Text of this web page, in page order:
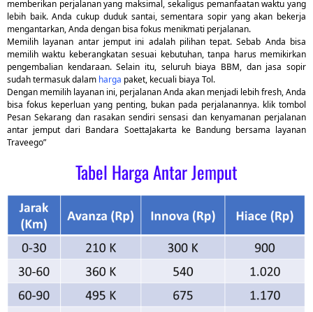
memberikan perjalanan yang maksimal, sekaligus pemanfaatan waktu yang
lebih baik. Anda cukup duduk santai, sementara sopir yang akan bekerja
mengantarkan, Anda dengan bisa fokus menikmati perjalanan.
Memilih layanan antar jemput ini adalah pilihan tepat. Sebab Anda bisa
memilih waktu keberangkatan sesuai kebutuhan, tanpa harus memikirkan
pengembalian kendaraan. Selain itu, seluruh biaya BBM, dan jasa sopir
sudah termasuk dalam harga paket, kecuali biaya Tol.
Dengan memilih layanan ini, perjalanan Anda akan menjadi lebih fresh, Anda
bisa fokus keperluan yang penting, bukan pada perjalanannya. klik tombol
Pesan Sekarang dan rasakan sendiri sensasi dan kenyamanan perjalanan
antar jemput dari Bandara SoettaJakarta ke Bandung bersama layanan
Traveego”
Tabel Harga Antar Jemput